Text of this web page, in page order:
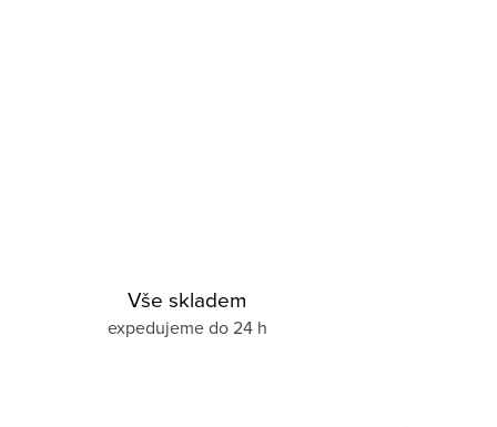
Vše skladem
expedujeme do 24 h